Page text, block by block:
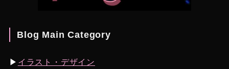
Blog Main Category
▶︎ イラスト・デザイン